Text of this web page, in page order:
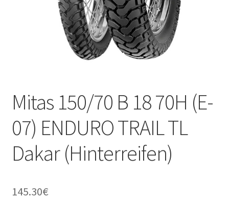
Mitas 150/70 B 18 70H (E-
07) ENDURO TRAIL TL
Dakar (Hinterreifen)
145.30€